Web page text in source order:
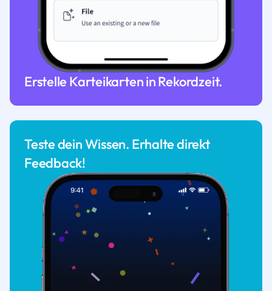
Erstelle Karteikarten in Rekordzeit.
Teste dein Wissen. Erhalte direkt
Feedback!